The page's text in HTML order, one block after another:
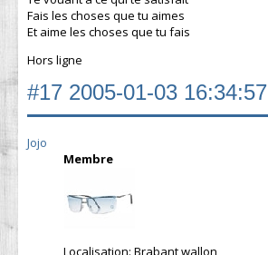
Fais les choses que tu aimes
Et aime les choses que tu fais
Hors ligne
#17 2005-01-03 16:34:57
Jojo
Membre